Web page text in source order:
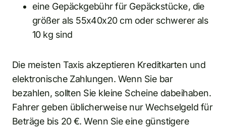
eine Gepäckgebühr für Gepäckstücke, die
größer als 55x40x20 cm oder schwerer als
10 kg sind
Die meisten Taxis akzeptieren Kreditkarten und
elektronische Zahlungen. Wenn Sie bar
bezahlen, sollten Sie kleine Scheine dabeihaben.
Fahrer geben üblicherweise nur Wechselgeld für
Beträge bis 20 €. Wenn Sie eine günstigere